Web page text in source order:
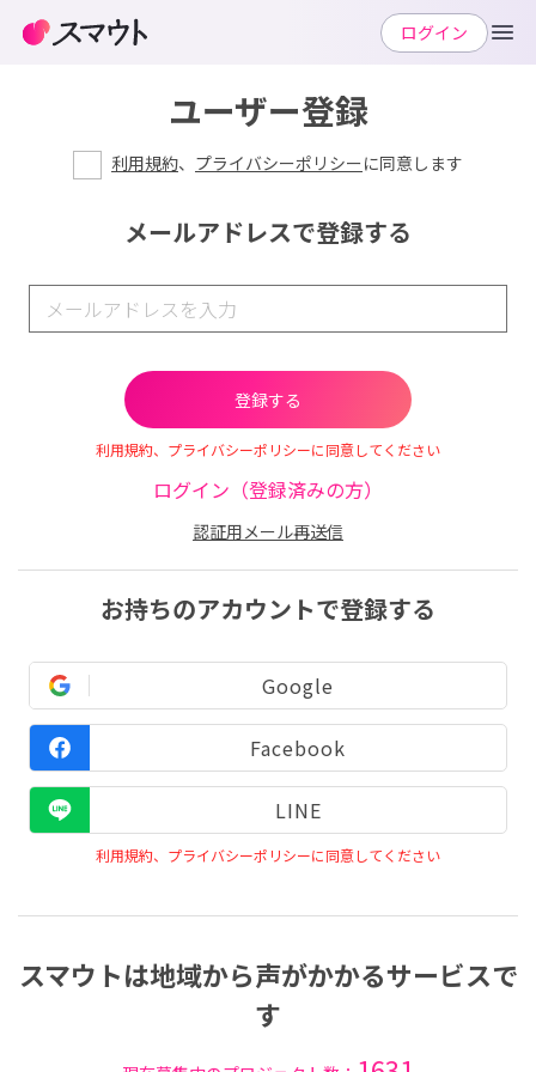
ユーザー登録
利用規約、 プライバシーポリシーに同意します
メールアドレスで登録する
利用規約、プライバシーポリシーに同意してください
ログイン（登録済みの方）
認証用メール再送信
お持ちのアカウントで登録する
Google
Facebook
LINE
利用規約、プライバシーポリシーに同意してください
スマウトは地域から声がかかるサービスで
す
ログイン